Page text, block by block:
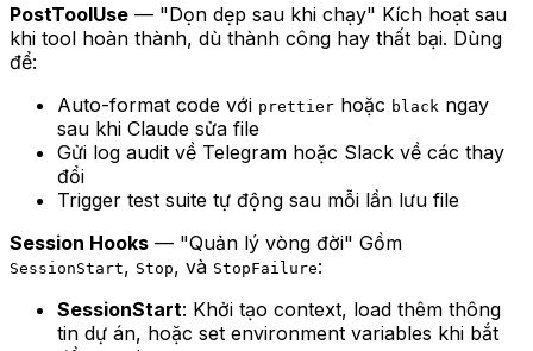
PostToolUse — "Dọn dẹp sau khi chạy" Kích hoạt sau
khi tool hoàn thành, dù thành công hay thất bại. Dùng
để:
Auto-format code với prettier hoặc black ngay
sau khi Claude sửa file
Gửi log audit về Telegram hoặc Slack về các thay
đổi
Trigger test suite tự động sau mỗi lần lưu file
Session Hooks — "Quản lý vòng đời" Gồm
SessionStart, Stop, và StopFailure:
SessionStart: Khởi tạo context, load thêm thông
tin dự án, hoặc set environment variables khi bắt